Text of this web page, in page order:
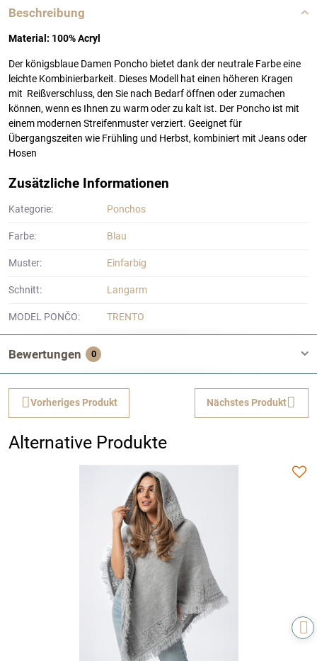
Beschreibung
Material: 100% Acryl
Der königsblaue Damen Poncho bietet dank der neutrale Farbe eine
leichte Kombinierbarkeit. Dieses Modell hat einen höheren Kragen
mit Reißverschluss, den Sie nach Bedarf öffnen oder zumachen
können, wenn es Ihnen zu warm oder zu kalt ist. Der Poncho ist mit
einem modernen Streifenmuster verziert. Geeignet für
Übergangszeiten wie Frühling und Herbst, kombiniert mit Jeans oder
Hosen
Zusätzliche Informationen
Kategorie: Ponchos
Farbe: Blau
Muster: Einfarbig
Schnitt: Langarm
MODEL PONČO: TRENTO
Bewertungen 0
Vorheriges Produkt Nächstes Produkt
Alternative Produkte